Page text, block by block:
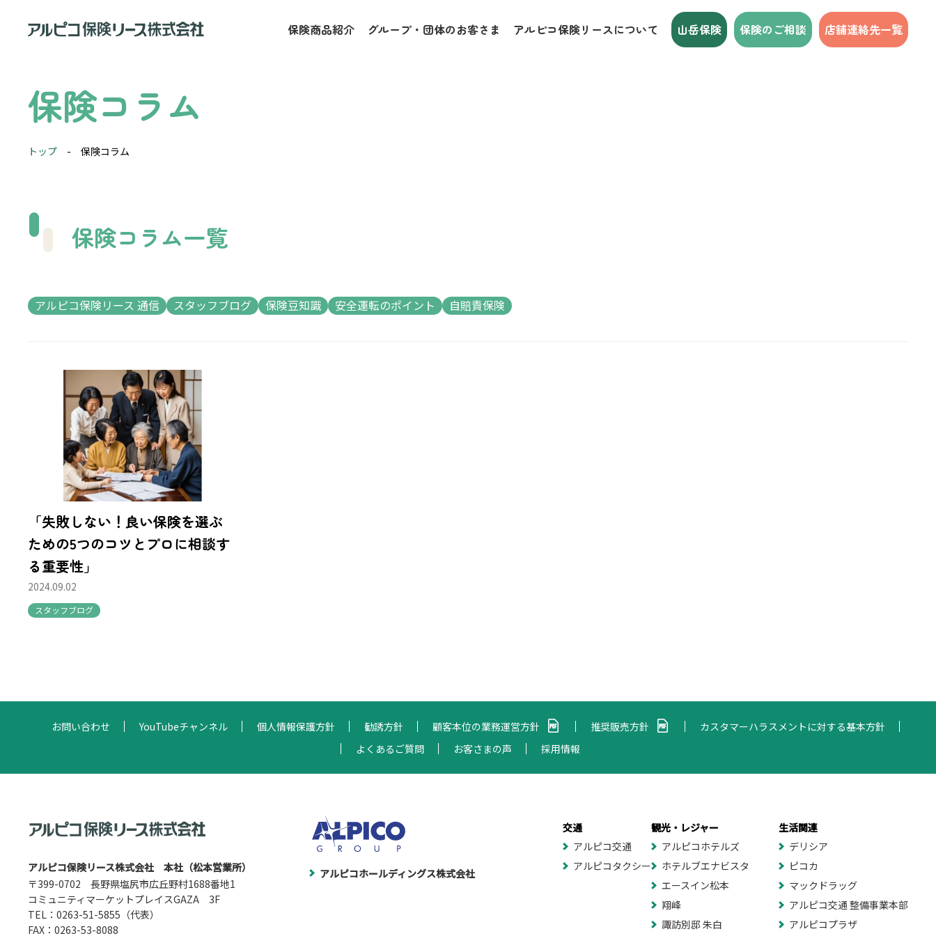
保険商品紹介 グループ・団体のお客さま アルピコ保険リースについて 山岳保険 保険のご相談 店舗連絡先一覧
保険コラム
トップ - 保険コラム
保険コラム一覧
アルピコ保険リース 通信 スタッフブログ 保険豆知識 安全運転のポイント 自賠責保険
「失敗しない！良い保険を選ぶ
ための5つのコツとプロに相談す
る重要性」
2024.09.02
スタッフブログ
お問い合わせ YouTubeチャンネル 個人情報保護方針 勧誘方針 顧客本位の業務運営方針 推奨販売方針
カスタマーハラスメントに対する基本方針
よくあるご質問
お客さまの声 採用情報
アルピコ保険リース株式会社 本社（松本営業所）
〒399-0702 長野県塩尻市広丘野村1688番地1
コミュニティマーケットプレイスGAZA 3F
TEL： 0263-51-5855 （代表）
FAX：0263-53-8088
アルピコホールディングス株式会社
交通
アルピコ交通
アルピコタクシー
観光・レジャー
アルピコホテルズ
ホテルブエナビスタ
エースイン松本
翔峰
諏訪別邸 朱白
生活関連
デリシア
ピコカ
マックドラッグ
アルピコ交通 整備事業本部
アルピコプラザ